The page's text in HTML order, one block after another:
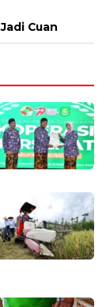
Cuan